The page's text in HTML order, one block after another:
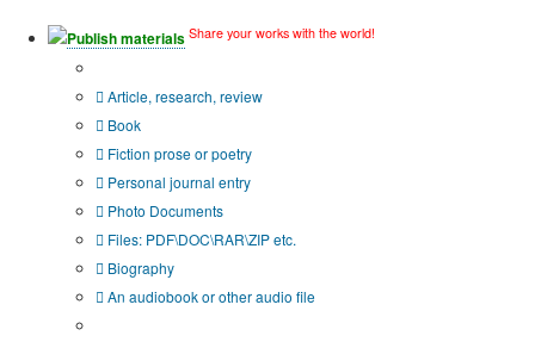
Publish materials Share your works with the world!
Article, research, review
Book
Fiction prose or poetry
Personal journal entry
Photo Documents
Files: PDF\DOC\RAR\ZIP etc.
Biography
An audiobook or other audio file